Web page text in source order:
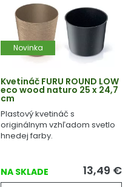
Novinka
Kvetináč FURU ROUND LOW
eco wood naturo 25 x 24,7
cm
Plastový kvetináč s
originálnym vzhľadom svetlo
hnedej farby.
NA SKLADE 13,49 €